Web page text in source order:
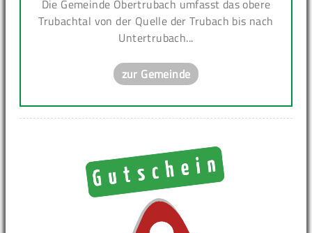
Die Gemeinde Obertrubach umfasst das obere
Trubachtal von der Quelle der Trubach bis nach
Untertrubach...
zur Gemeinde